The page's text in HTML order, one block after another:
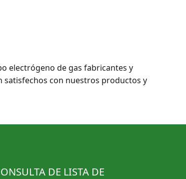
electrógeno de gas fabricantes y
satisfechos con nuestros productos y
DE LISTA DE